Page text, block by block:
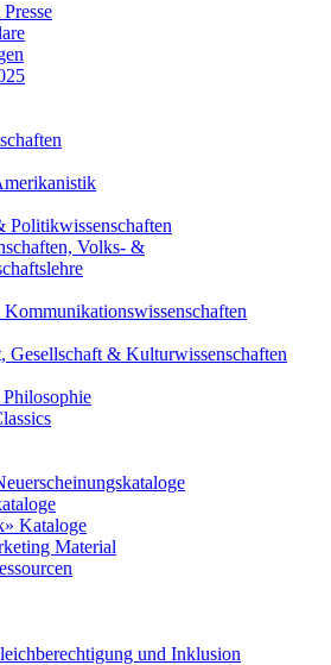
Politikwissenschaften
Volks- &
Gesellschaft & Kulturwissenschaften
Kataloge
Material
und Inklusion